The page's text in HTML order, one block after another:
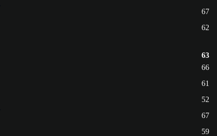
67
62
63
66
61
52
67
59